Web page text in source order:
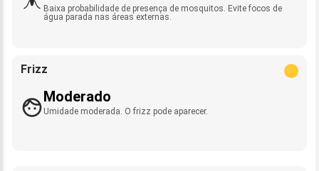
Baixa probabilidade de presença de mosquitos. Evite focos de
água parada nas áreas externas.
Frizz
Moderado
Umidade moderada. O frizz pode aparecer.